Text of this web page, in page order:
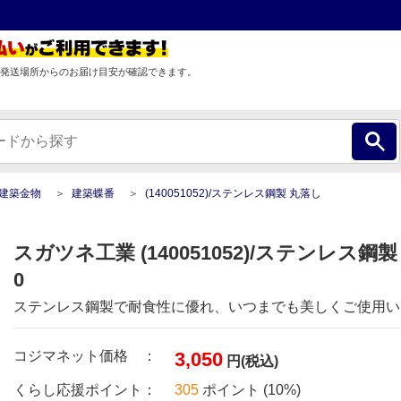
送場所からのお届け目安が確認できます。
築金物 建築蝶番 (140051052)/ステンレス鋼製 丸落し
スガツネ工業 (140051052)/ステンレス鋼
0
ステンレス鋼製で耐食性に優れ、いつまでも美しくご使用
コジマネット価格 ： 3,050 円(税込)
くらし応援ポイント：
305 ポイント (10%)